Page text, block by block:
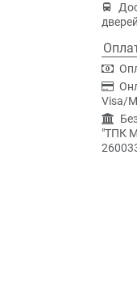
Visa/
"ТПК